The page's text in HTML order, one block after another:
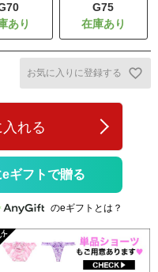
G75
お気に入りに登録する
れる
ギフトで贈る
のeギフトとは？